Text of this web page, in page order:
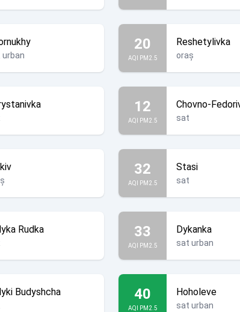
urban
20
AQI PM2.5
Reshetylivka
oraș
12
AQI PM2.5
Chovno-
sat
32
AQI PM2.5
Stasi
sat
Rudka 33
AQI PM2.5
Dykanka
sat urban
Budyshcha 40
AQI PM2.5
Hoholeve
sat urban